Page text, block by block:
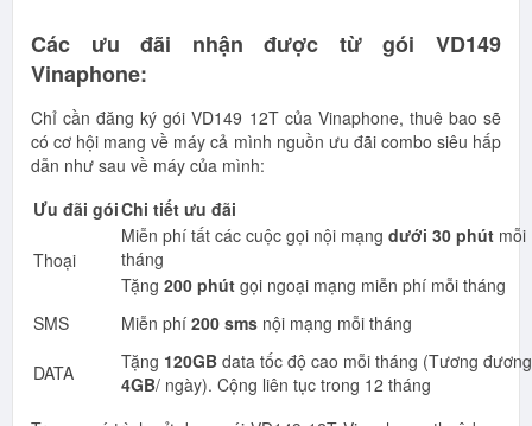
Các ưu đãi nhận được từ gói VD149
Vinaphone:
Chỉ cần đăng ký gói VD149 12T của Vinaphone, thuê bao sẽ
có cơ hội mang về máy cả mình nguồn ưu đãi combo siêu hấp
dẫn như sau về máy của mình:
Ưu đãi góiChi tiết ưu đãi
Thoại
Miễn phí tất các cuộc gọi nội mạng dưới 30 phút mỗi
tháng
Tặng 200 phút gọi ngoại mạng miễn phí mỗi tháng
SMS
Miễn phí 200 sms nội mạng mỗi tháng
DATA Tặng 120GB data tốc độ cao mỗi tháng (Tương đương
4GB/ ngày). Cộng liên tục trong 12 tháng